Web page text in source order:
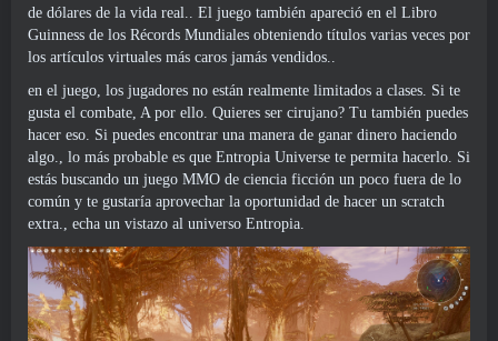
de dólares de la vida real.. El juego también apareció en el Libro
Guinness de los Récords Mundiales obteniendo títulos varias veces por
los artículos virtuales más caros jamás vendidos..
en el juego, los jugadores no están realmente limitados a clases. Si te
gusta el combate, A por ello. Quieres ser cirujano? Tu también puedes
hacer eso. Si puedes encontrar una manera de ganar dinero haciendo
algo., lo más probable es que Entropia Universe te permita hacerlo. Si
estás buscando un juego MMO de ciencia ficción un poco fuera de lo
común y te gustaría aprovechar la oportunidad de hacer un scratch
extra., echa un vistazo al universo Entropia.